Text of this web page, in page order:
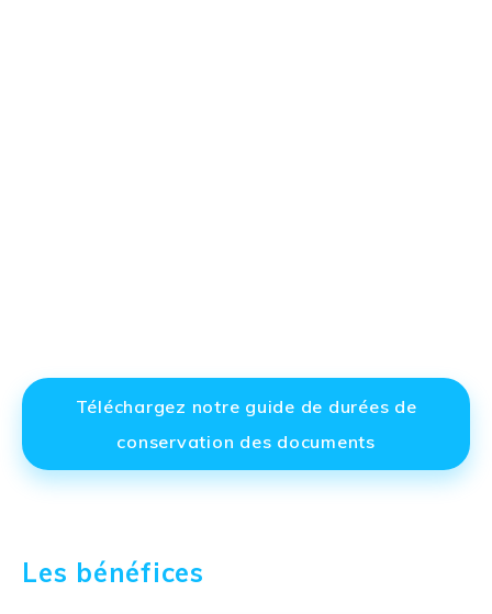
Téléchargez notre guide de durées de
conservation des documents
Les bénéfices